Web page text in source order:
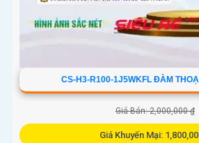
CS-H3-R100-1J5WKFL ĐÀM
Giá Bán: 2,000,000 ₫
Giá Khuyến Mại: